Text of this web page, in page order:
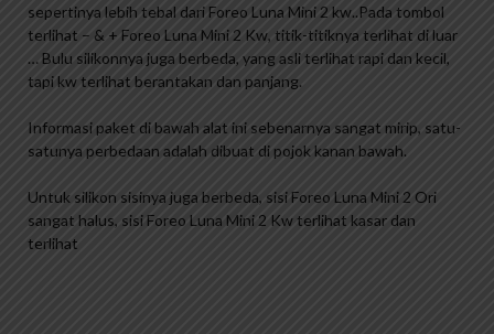
sepertinya lebih tebal dari Foreo Luna Mini 2 kw..Pada tombol
terlihat – & + Foreo Luna Mini 2 Kw, titik-titiknya terlihat di luar
… Bulu silikonnya juga berbeda, yang asli terlihat rapi dan kecil,
tapi kw terlihat berantakan dan panjang.
Informasi paket di bawah alat ini sebenarnya sangat mirip, satu-
satunya perbedaan adalah dibuat di pojok kanan bawah.
Untuk silikon sisinya juga berbeda, sisi Foreo Luna Mini 2 Ori
sangat halus, sisi Foreo Luna Mini 2 Kw terlihat kasar dan
terlihat